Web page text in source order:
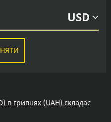
USD
в гривнях (UAH) складає